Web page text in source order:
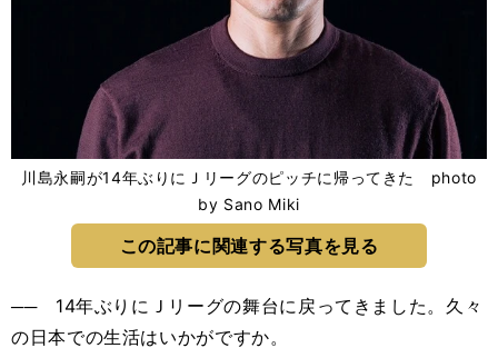
川島永嗣が14年ぶりにＪリーグのピッチに帰ってきた photo
by Sano Miki
この記事に関連する写真を見る
── 14年ぶりにＪリーグの舞台に戻ってきました。久々
の日本での生活はいかがですか。